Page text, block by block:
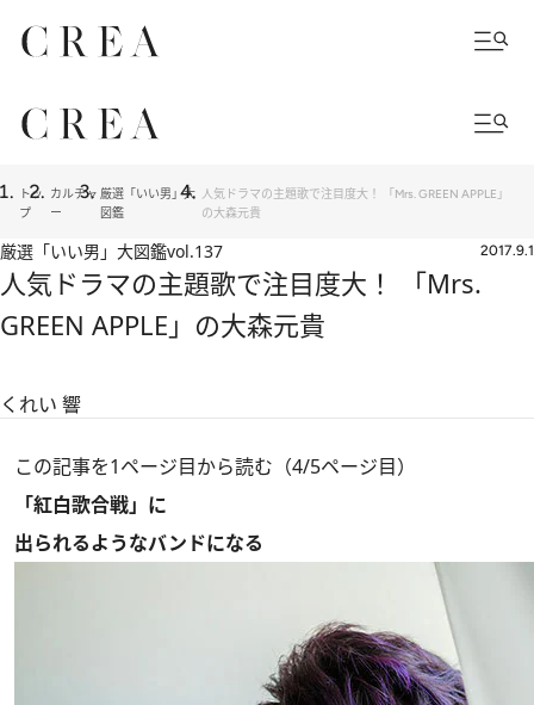
トッ
プ
カルチャ
ー
厳選「いい男」大
図鑑
人気ドラマの主題歌で注目度大！ 「Mrs. GREEN APPLE」
の大森元貴
厳選「いい男」大図鑑vol.137 2017.9.1
人気ドラマの主題歌で注目度大！ 「Mrs.
GREEN APPLE」の大森元貴
くれい 響
この記事を1ページ目から読む（4/5ページ目）
「紅白歌合戦」に
出られるようなバンドになる